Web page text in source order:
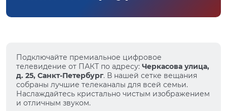
Подключайте премиальное цифровое
телевидение от ПАКТ по адресу: Черкасова улица,
д. 25, Санкт-Петербург. В нашей сетке вещания
собраны лучшие телеканалы для всей семьи.
Наслаждайтесь кристально чистым изображением
и отличным звуком.